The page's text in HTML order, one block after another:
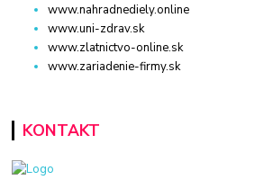
www.nahradnediely.online
www.uni-zdrav.sk
www.zlatnictvo-online.sk
www.zariadenie-firmy.sk
KONTAKT